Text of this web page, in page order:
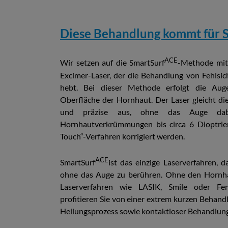
Diese Behandlung kommt für
Wir setzen auf die SmartSurfACE-Methode
Excimer-Laser, der die Behandlung von
hebt. Bei dieser Methode erfolgt die
Oberfläche der Hornhaut. Der Laser gleicht
und präzise aus, ohne das Auge
Hornhautverkrümmungen bis circa 6
Touch“-Verfahren korrigiert werden.
SmartSurfACEist das einzige Laserverfahren,
ohne das Auge zu berühren. Ohne den
Laserverfahren wie LASIK, Smile oder
profitieren Sie von einer extrem kurzen
Heilungsprozess sowie kontaktloser